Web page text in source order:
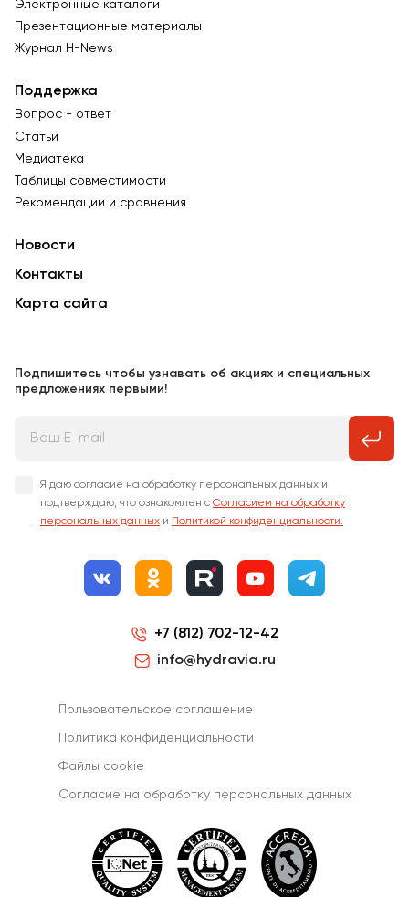
Электронные каталоги
Презентационные материалы
Журнал Н-News
Поддержка
Вопрос - ответ
Статьи
Медиатека
Таблицы совместимости
Рекомендации и сравнения
Новости
Контакты
Карта сайта
Подпишитесь чтобы узнавать об акциях и специальных
предложениях первыми!
Я даю согласие на обработку персональных данных и
подтверждаю, что ознакомлен с Согласием на обработку
персональных данных и Политикой конфиденциальности.
+7 (812) 702-12-42
info@hydravia.ru
Пользовательское соглашение
Политика конфиденциальности
Файлы cookie
Согласиe на обработку персональных данных